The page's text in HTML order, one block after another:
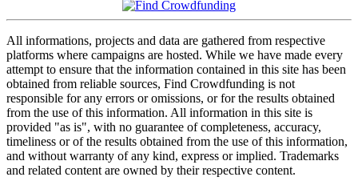
All informations, projects and data are gathered from respective
platforms where campaigns are hosted. While we have made every
attempt to ensure that the information contained in this site has been
obtained from reliable sources, Find Crowdfunding is not
responsible for any errors or omissions, or for the results obtained
from the use of this information. All information in this site is
provided "as is", with no guarantee of completeness, accuracy,
timeliness or of the results obtained from the use of this information,
and without warranty of any kind, express or implied. Trademarks
and related content are owned by their respective content.